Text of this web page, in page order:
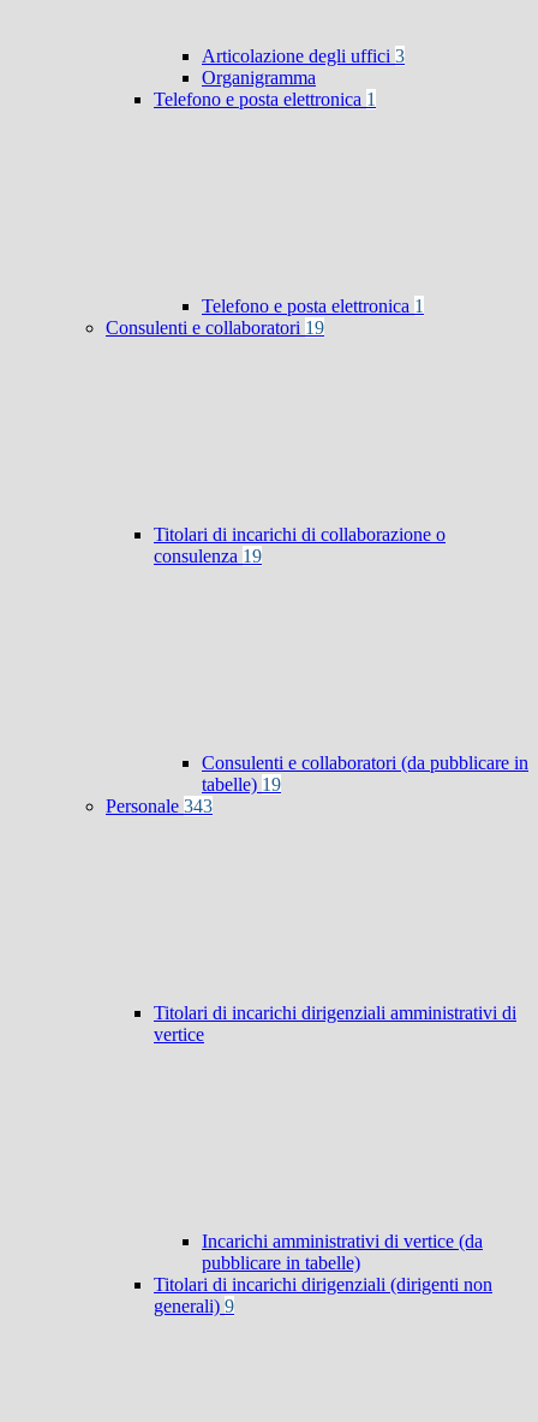
Articolazione degli uffici 3
Organigramma
Telefono e posta elettronica 1
Telefono e posta elettronica 1
Consulenti e collaboratori 19
Titolari di incarichi di collaborazione o
consulenza 19
Consulenti e collaboratori (da pubblicare in
tabelle) 19
Personale 343
Titolari di incarichi dirigenziali amministrativi di
vertice
Incarichi amministrativi di vertice (da
pubblicare in tabelle)
Titolari di incarichi dirigenziali (dirigenti non
generali) 9